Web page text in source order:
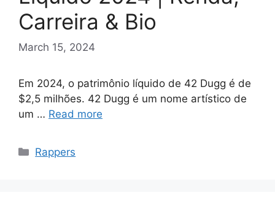
Carreira & Bio
March 15, 2024
Em 2024, o patrimônio líquido de 42 Dugg é de
$2,5 milhões. 42 Dugg é um nome artístico de
um … Read more
Categories
Rappers